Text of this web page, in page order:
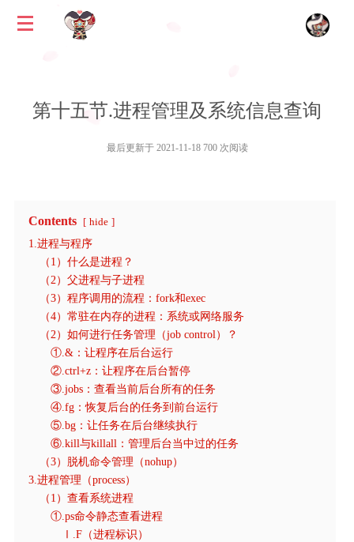
第十五节.进程管理及系统信息查询
最后更新于 2021-11-18 700 次阅读
Contents hide
1.进程与程序
（1）什么是进程？
（2）父进程与子进程
（3）程序调用的流程：fork和exec
（4）常驻在内存的进程：系统或网络服务
（2）如何进行任务管理（job control）？
①.&：让程序在后台运行
②.ctrl+z：让程序在后台暂停
③.jobs：查看当前后台所有的任务
④.fg：恢复后台的任务到前台运行
⑤.bg：让任务在后台继续执行
⑥.kill与killall：管理后台当中过的任务
（3）脱机命令管理（nohup）
3.进程管理（process）
（1）查看系统进程
①.ps命令静态查看进程
Ⅰ.F（进程标识）